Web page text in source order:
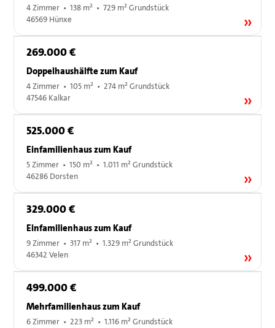
4 Zimmer • 138 m² • 729 m² Grundstück
46569 Hünxe
269.000 €
Doppelhaushälfte zum Kauf
4 Zimmer • 105 m² • 274 m² Grundstück
47546 Kalkar
525.000 €
Einfamilienhaus zum Kauf
5 Zimmer • 150 m² • 1.011 m² Grundstück
46286 Dorsten
329.000 €
Einfamilienhaus zum Kauf
9 Zimmer • 317 m² • 1.329 m² Grundstück
46342 Velen
499.000 €
Mehrfamilienhaus zum Kauf
6 Zimmer • 223 m² • 1.116 m² Grundstück